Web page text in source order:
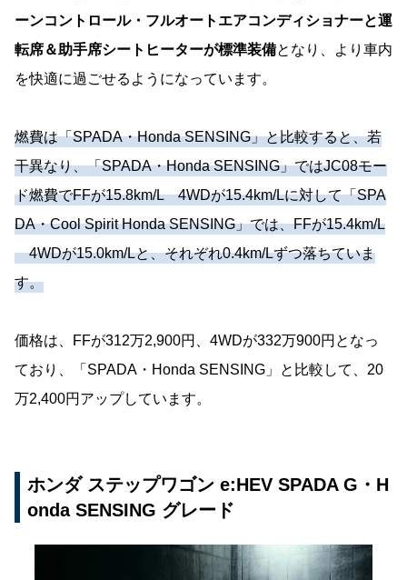
ーンコントロール・フルオートエアコンディショナーと運
転席＆助手席シートヒーターが標準装備となり、より車内
を快適に過ごせるようになっています。
燃費は「SPADA・Honda SENSING」と比較すると、若
干異なり、「SPADA・Honda SENSING」ではJC08モー
ド燃費でFFが15.8km/L 4WDが15.4km/Lに対して「SPA
DA・Cool Spirit Honda SENSING」では、FFが15.4km/L
4WDが15.0km/Lと、それぞれ0.4km/Lずつ落ちていま
す。
価格は、FFが312万2,900円、4WDが332万900円となっ
ており、「SPADA・Honda SENSING」と比較して、20
万2,400円アップしています。
ホンダ ステップワゴン e:HEV SPADA G・H
onda SENSING グレード